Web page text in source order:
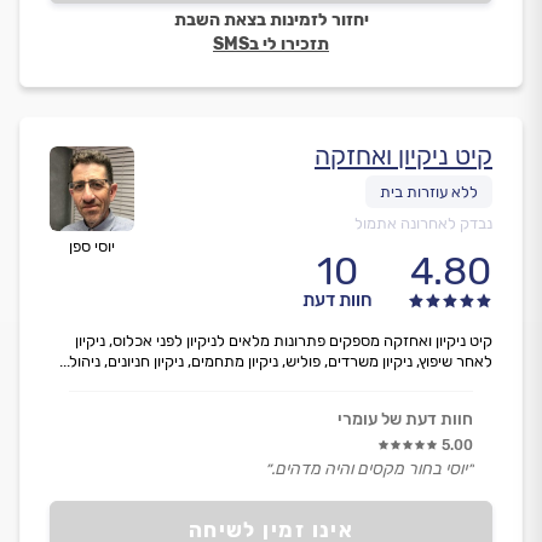
יחזור לזמינות בצאת השבת
תזכירו לי בSMS
יוסי ספן
קיט ניקיון ואחזקה
נבדק לאחרונה אתמול
4.80
10
חוות דעת
אינו זמין לשיחה
קיט ניקיון ואחזקה מספקים פתרונות מלאים לניקיון לפני אכלוס, ניקיון
לאחר שיפוץ, ניקיון משרדים, פוליש, ניקיון מתחמים, ניקיון חניונים, ניהול...
חוות דעת של עומרי
5.00
״יוסי בחור מקסים והיה מדהים.״